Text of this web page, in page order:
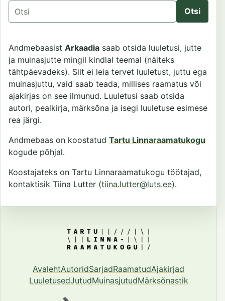
Otsing
Andmebaasist Arkaadia saab otsida luuletusi, jutte
ja muinasjutte mingil kindlal teemal (näiteks
tähtpäevadeks). Siit ei leia tervet luuletust, juttu ega
muinasjuttu, vaid saab teada, millises raamatus või
ajakirjas on see ilmunud. Luuletusi saab otsida
autori, pealkirja, märksõna ja isegi luuletuse esimese
rea järgi.
Andmebaas on koostatud Tartu Linnaraamatukogu
kogude põhjal.
Koostajateks on Tartu Linnaraamatukogu töötajad,
kontaktisik Tiina Lutter (tiina.lutter@luts.ee).
AvalehtAutoridSarjadRaamatudAjakirjad
LuuletusedJutudMuinasjutudMärksõnastik